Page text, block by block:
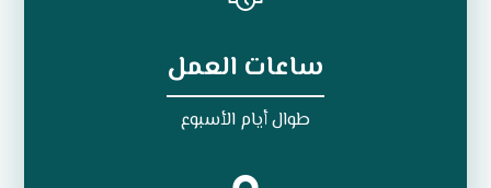
ساعات العمل
طوال أيام الأسبوع